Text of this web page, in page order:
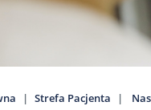
Strefa Pacjenta